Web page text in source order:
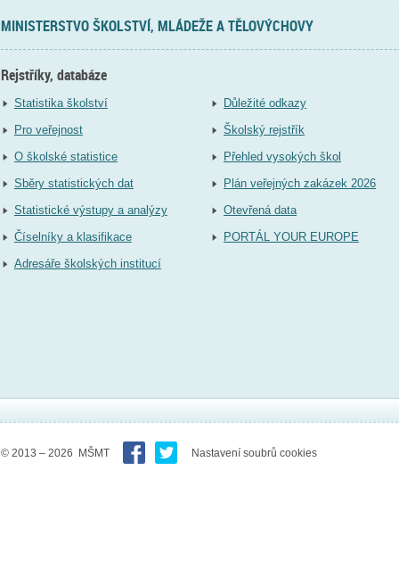
MINISTERSTVO ŠKOLSTVÍ, MLÁDEŽE A TĚLOVÝCHOVY
Rejstříky, databáze
Statistika školství
Pro veřejnost
O školské statistice
Sběry statistických dat
Statistické výstupy a analýzy
Číselníky a klasifikace
Adresáře školských institucí
Důležité odkazy
Školský rejstřík
Přehled vysokých škol
Plán veřejných zakázek 2026
Otevřená data
PORTÁL YOUR EUROPE
© 2013 – 2026 MŠMT Nastavení soubrů cookies